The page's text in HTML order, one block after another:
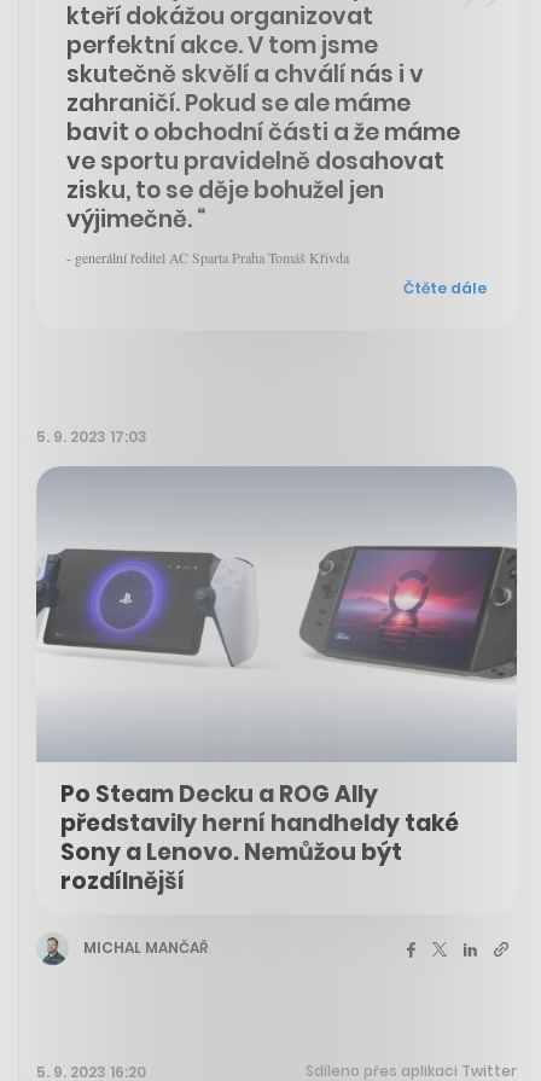
kteří dokážou organizovat
perfektní akce. V tom jsme
skutečně skvělí a chválí nás i v
zahraničí. Pokud se ale máme
bavit o obchodní části a že máme
ve sportu pravidelně dosahovat
zisku, to se děje bohužel jen
výjimečně. “
- generální ředitel AC Sparta Praha Tomáš Křivda
Čtěte dále
5. 9. 2023 17:03
Po Steam Decku a ROG Ally
představily herní handheldy také
Sony a Lenovo. Nemůžou být
rozdílnější
MICHAL MANČAŘ
5. 9. 2023 16:20 Sdíleno přes aplikaci Twitter